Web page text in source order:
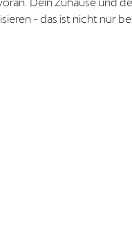
- das ist nicht nur